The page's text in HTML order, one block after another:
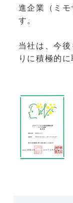
進企業（ミモ
す。
当社は、今
りに積極的